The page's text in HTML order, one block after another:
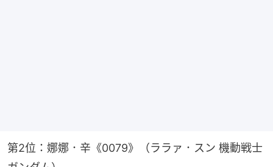
第2位：娜娜．辛《0079》（ララァ．スン 機動戦士